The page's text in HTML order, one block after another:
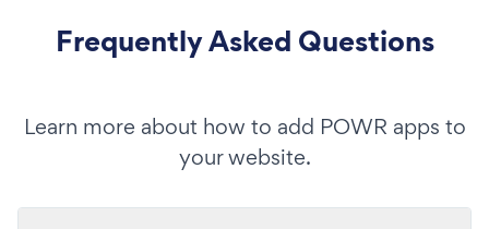
Frequently Asked Questions
Learn more about how to add POWR apps to
your website.